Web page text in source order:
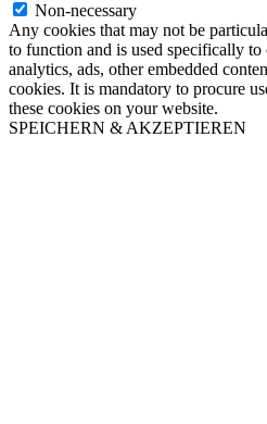
Non-necessary
Any cookies that may not be
to function and is used specifically to
analytics, ads, other embedded
cookies. It is mandatory to procure
these cookies on your website.
SPEICHERN & AKZEPTIEREN